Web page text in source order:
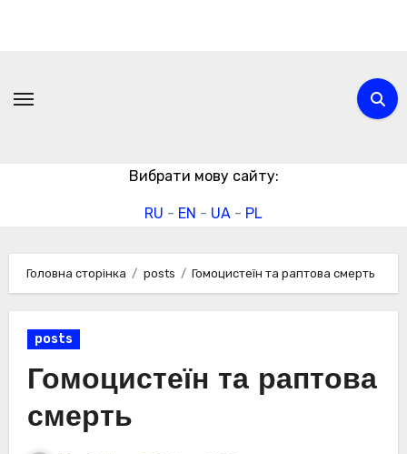
Вибрати мову сайту:
RU - EN - UA - PL
Головна сторінка posts Гомоцистеїн та раптова смерть
posts
Гомоцистеїн та раптова
смерть